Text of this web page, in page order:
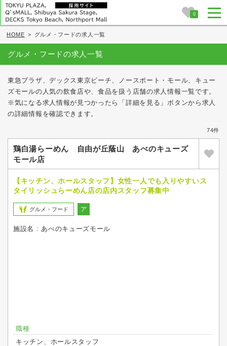
0
HOME > グルメ・フードの求人一覧
グルメ・フードの求人一覧
東急プラザ、デックス東京ビーチ、ノースポート・モール、キュー
ズモールの人気の飲食店や、食品を扱う店舗の求人情報一覧です。
※気になる求人情報が見つかったら「詳細を見る」ボタンから求人
の詳細情報を確認できます。
74件
鶏白湯らーめん 自由が丘蔭山 あべのキューズ
モール店
【キッチン、ホールスタッフ】女性一人でも入りやすいス
タイリッシュらーめん店の店内スタッフ募集中
グルメ・フード ア
施設名 : あべのキューズモール
職種
キッチン、ホールスタッフ